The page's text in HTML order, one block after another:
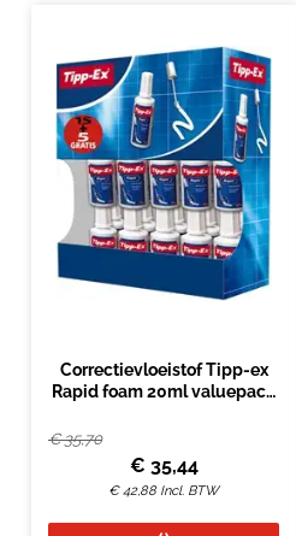
Correctievloeistof Tipp-ex
Rapid foam 20ml valuepack
€35,70
€ 35,44
€42,88 Incl. BTW